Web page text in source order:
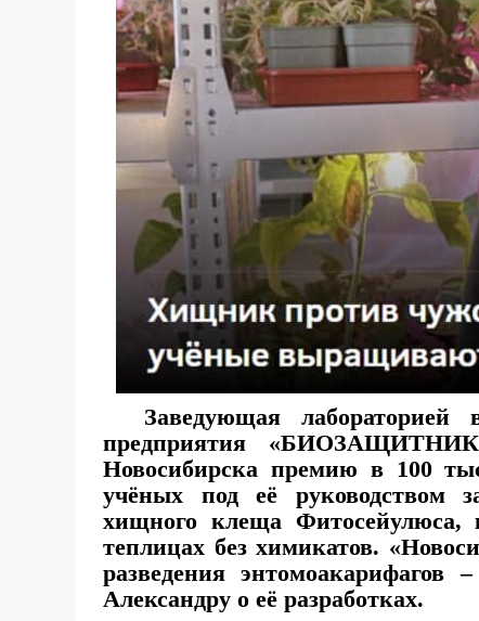
Заведующая лабораторией
предприятия
Новосибирска премию в 100
учёных под её руководством
хищного клеща Фитосейулюса,
теплицах без химикатов.
разведения
Александру о её разработках.